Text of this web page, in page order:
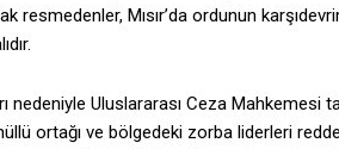
resmedenler, Mısır’da ordunun
nedeniyle Uluslararası Ceza Mahkemesi
ortağı ve bölgedeki zorba liderleri